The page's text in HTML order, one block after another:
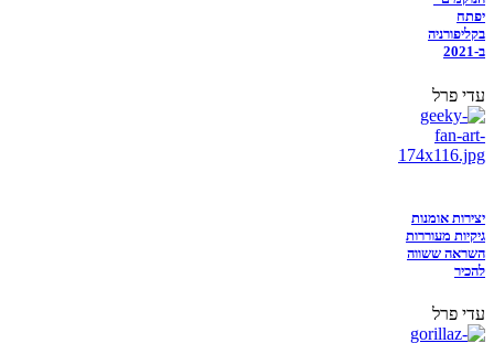
יפתח
בקליפורניה
ב-2021
עדי פרל
יצירות אומנות
גיקיות מעוררות
השראה ששווה
להכיר
עדי פרל